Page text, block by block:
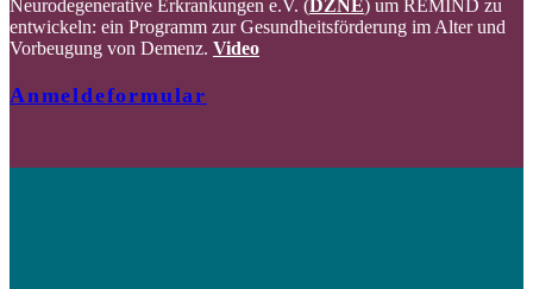
Neurodegenerative Erkrankungen e.V. (DZNE) um REMIND zu
entwickeln: ein Programm zur Gesundheitsförderung im Alter und
Vorbeugung von Demenz. Video
Anmeldeformular